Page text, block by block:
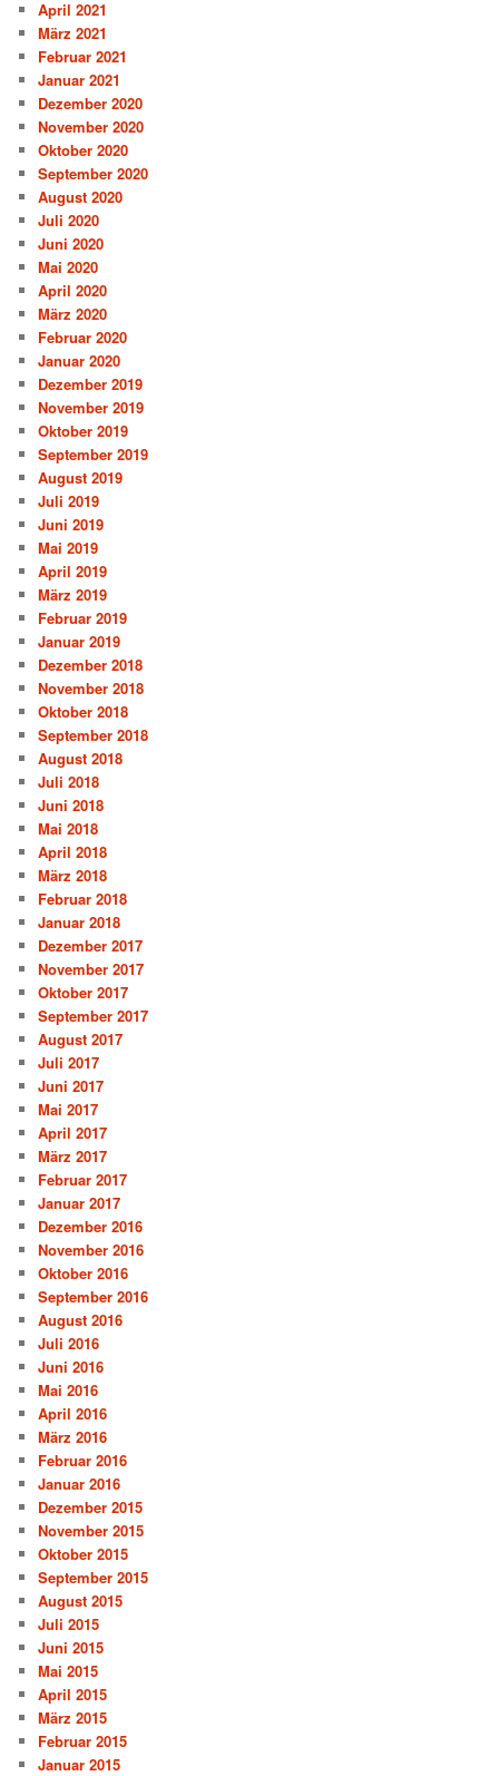
April 2021
März 2021
Februar 2021
Januar 2021
Dezember 2020
November 2020
Oktober 2020
September 2020
August 2020
Juli 2020
Juni 2020
Mai 2020
April 2020
März 2020
Februar 2020
Januar 2020
Dezember 2019
November 2019
Oktober 2019
September 2019
August 2019
Juli 2019
Juni 2019
Mai 2019
April 2019
März 2019
Februar 2019
Januar 2019
Dezember 2018
November 2018
Oktober 2018
September 2018
August 2018
Juli 2018
Juni 2018
Mai 2018
April 2018
März 2018
Februar 2018
Januar 2018
Dezember 2017
November 2017
Oktober 2017
September 2017
August 2017
Juli 2017
Juni 2017
Mai 2017
April 2017
März 2017
Februar 2017
Januar 2017
Dezember 2016
November 2016
Oktober 2016
September 2016
August 2016
Juli 2016
Juni 2016
Mai 2016
April 2016
März 2016
Februar 2016
Januar 2016
Dezember 2015
November 2015
Oktober 2015
September 2015
August 2015
Juli 2015
Juni 2015
Mai 2015
April 2015
März 2015
Februar 2015
Januar 2015